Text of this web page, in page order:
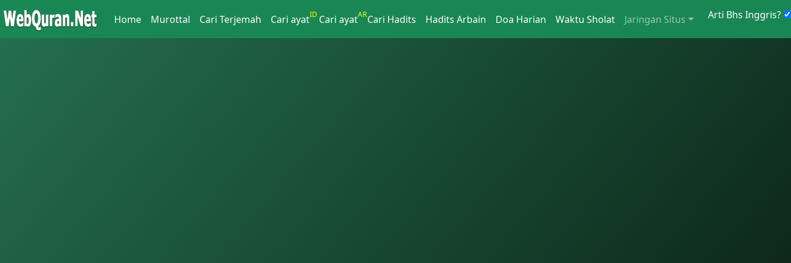
Home Murottal Cari Terjemah Cari ayatID Cari ayatARCari Hadits Hadits Arbain Doa Harian Waktu Sholat Jaringan Situs Arti Bhs Inggris?